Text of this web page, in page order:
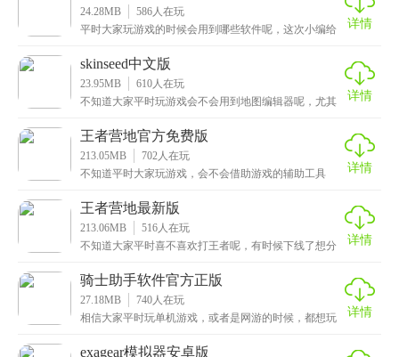
24.28MB 586 人在玩
平时大家玩游戏的时候会用到哪些软件呢，这次小编给
详情
skinseed中文版
23.95MB 610 人在玩
不知道大家平时玩游戏会不会用到地图编辑器呢，尤其
详情
王者营地官方免费版
213.05MB 702 人在玩
不知道平时大家玩游戏，会不会借助游戏的辅助工具
款功能
详情
王者营地最新版
213.06MB 516 人在玩
不知道大家平时喜不喜欢打王者呢，有时候下线了想分
编特
详情
骑士助手软件官方正版
27.18MB 740 人在玩
相信大家平时玩单机游戏，或者是网游的时候，都想玩
详情
exagear模拟器安卓版